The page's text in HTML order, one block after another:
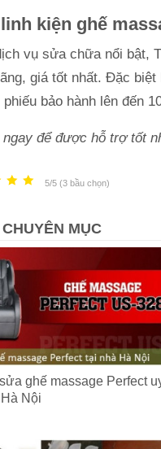
kiện ghế
vụ sửa chữa nổi bật,
giá tốt nhất. Đặc
bảo hành lên đến
ngay để được hỗ trợ tốt
5/5 (3 bầu chọn)
MỤC
ghế massage Perfect
Nội